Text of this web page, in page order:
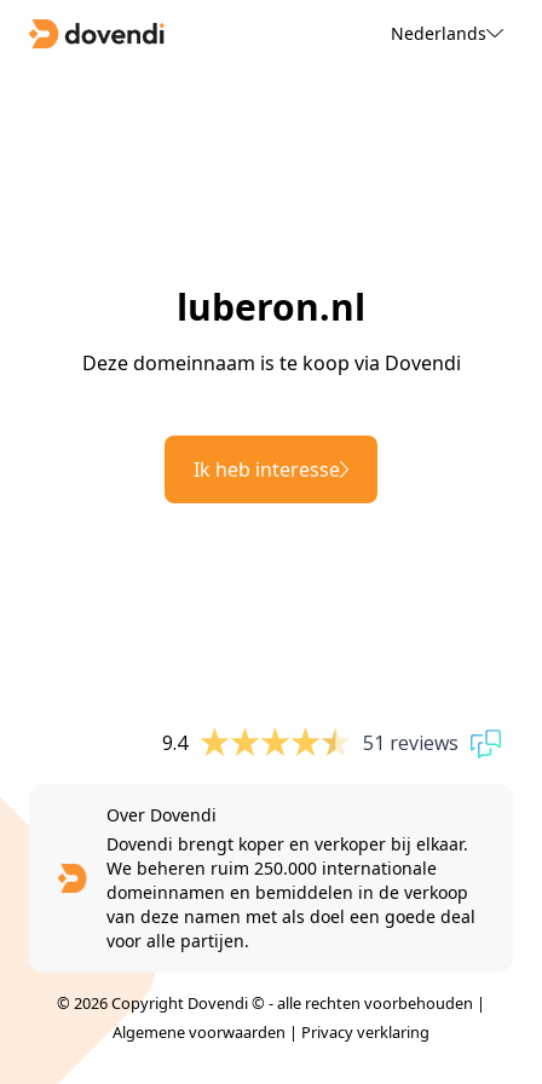
Nederlands
luberon.nl
Deze domeinnaam is te koop via Dovendi
Ik heb interesse
9.4 51 reviews
Over Dovendi
Dovendi brengt koper en verkoper bij elkaar.
We beheren ruim 250.000 internationale
domeinnamen en bemiddelen in de verkoop
van deze namen met als doel een goede deal
voor alle partijen.
© 2026 Copyright Dovendi © - alle rechten voorbehouden |
Algemene voorwaarden | Privacy verklaring